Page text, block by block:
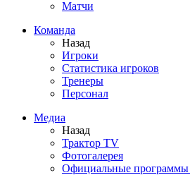
Матчи
Команда
Назад
Игроки
Статистика игроков
Тренеры
Персонал
Медиа
Назад
Трактор TV
Фотогалерея
Официальные программы